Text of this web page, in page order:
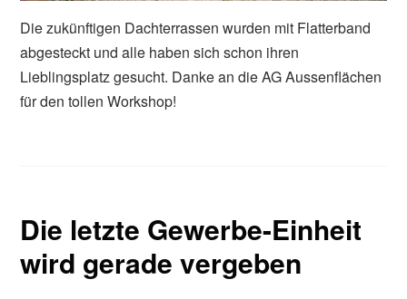
Die zukünftigen Dachterrassen wurden mit Flatterband
abgesteckt und alle haben sich schon ihren
Lieblingsplatz gesucht. Danke an die AG Aussenflächen
für den tollen Workshop!
Die letzte Gewerbe-Einheit
wird gerade vergeben